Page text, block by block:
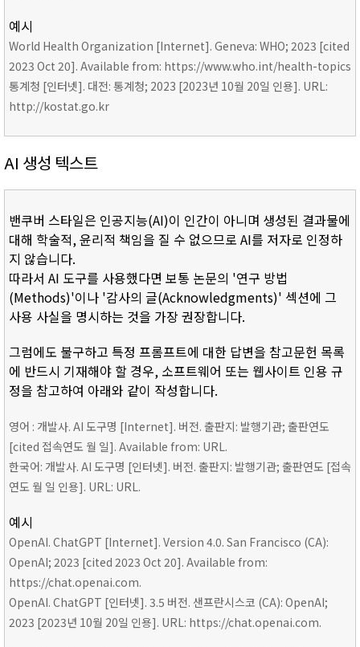
예시
World Health Organization [Internet]. Geneva: WHO; 2023 [cited
2023 Oct 20]. Available from: https://www.who.int/health-topics
통계청 [인터넷]. 대전: 통계청; 2023 [2023년 10월 20일 인용]. URL:
http://kostat.go.kr
AI 생성 텍스트
밴쿠버 스타일은 인공지능(AI)이 인간이 아니며 생성된 결과물에
대해 학술적, 윤리적 책임을 질 수 없으므로 AI를 저자로 인정하
지 않습니다.
따라서 AI 도구를 사용했다면 보통 논문의 '연구 방법
(Methods)'이나 '감사의 글(Acknowledgments)' 섹션에 그
사용 사실을 명시하는 것을 가장 권장합니다.
그럼에도 불구하고 특정 프롬프트에 대한 답변을 참고문헌 목록
에 반드시 기재해야 할 경우, 소프트웨어 또는 웹사이트 인용 규
정을 참고하여 아래와 같이 작성합니다.
영어 : 개발사. AI 도구명 [Internet]. 버전. 출판지: 발행기관; 출판연도
[cited 접속연도 월 일]. Available from: URL.
한국어: 개발사. AI 도구명 [인터넷]. 버전. 출판지: 발행기관; 출판연도 [접속
연도 월 일 인용]. URL: URL.
예시
OpenAI. ChatGPT [Internet]. Version 4.0. San Francisco (CA):
OpenAI; 2023 [cited 2023 Oct 20]. Available from:
https://chat.openai.com.
OpenAI. ChatGPT [인터넷]. 3.5 버전. 샌프란시스코 (CA): OpenAI;
2023 [2023년 10월 20일 인용]. URL: https://chat.openai.com.